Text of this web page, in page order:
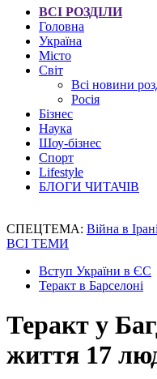
ВСІ РОЗДІЛИ
Головна
Україна
Місто
Світ
Всі новини
Росія
Бізнес
Наука
Шоу-бізнес
Спорт
Lifestyle
БЛОГИ ЧИТАЧІВ
СПЕЦТЕМА: Війна в Ірані
ВСІ ТЕМИ
Вступ України в ЄС
Теракт в Барселоні
Теракт у
життя 17